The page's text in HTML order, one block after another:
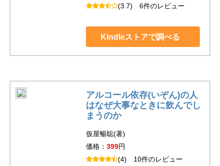
(3.7) 6件のレビュー
Kindleストアで調べる
アルコール依存(いぞん)の人
はなぜ大事なときに飲んでし
まうのか
仮屋暢聡(著)
価格： 399円
(4) 10件のレビュー